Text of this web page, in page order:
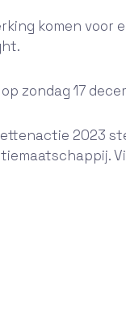
komen voor
zondag 17
2023